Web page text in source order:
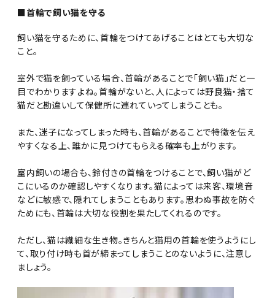
■首輪で飼い猫を守る
飼い猫を守るために、首輪をつけてあげることはとても大切な
こと。
室外で猫を飼っている場合、首輪があることで「飼い猫」だと一
目でわかりますよね。首輪がないと、人によっては野良猫・捨て
猫だと勘違いして保健所に連れていってしまうことも。
また、迷子になってしまった時も、首輪があることで特徴を伝え
やすくなる上、誰かに見つけてもらえる確率も上がります。
室内飼いの場合も、鈴付きの首輪をつけることで、飼い猫がど
こにいるのか確認しやすくなります。猫によっては来客、環境音
などに敏感で、隠れてしまうこともあります。思わぬ事故を防ぐ
ためにも、首輪は大切な役割を果たしてくれるのです。
ただし、猫は繊細な生き物。きちんと猫用の首輪を使うようにし
て、取り付け時も首が締まってしまうことのないように、注意し
ましょう。